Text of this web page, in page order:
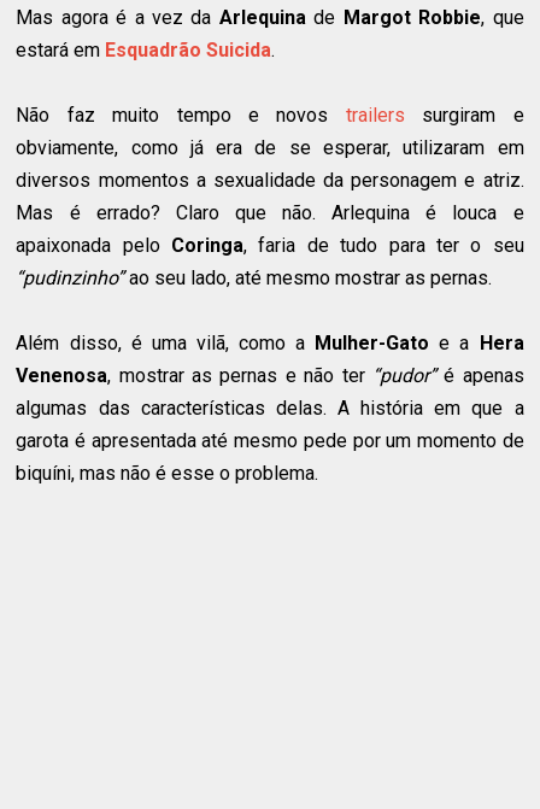
Mas agora é a vez da Arlequina de Margot Robbie, que
estará em Esquadrão Suicida.
Não faz muito tempo e novos trailers surgiram e
obviamente, como já era de se esperar, utilizaram em
diversos momentos a sexualidade da personagem e atriz.
Mas é errado? Claro que não. Arlequina é louca e
apaixonada pelo Coringa, faria de tudo para ter o seu
“pudinzinho”ao seu lado, até mesmo mostrar as pernas.
Além disso, é uma vilã, como a Mulher-Gato e a Hera
Venenosa, mostrar as pernas e não ter “pudor”é apenas
algumas das características delas. A história em que a
garota é apresentada até mesmo pede por um momento de
biquíni, mas não é esse o problema.